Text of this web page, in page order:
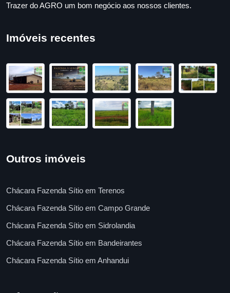
Trazer do AGRO um bom negócio aos nossos clientes.
Imóveis recentes
Outros imóveis
Chácara Fazenda Sítio em Terenos
Chácara Fazenda Sítio em Campo Grande
Chácara Fazenda Sítio em Sidrolandia
Chácara Fazenda Sítio em Bandeirantes
Chácara Fazenda Sítio em Anhandui